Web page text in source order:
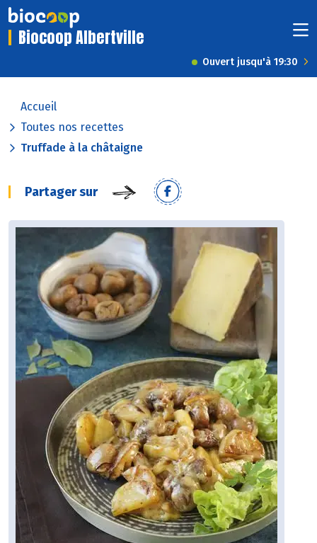
Biocoop Albertville
Ouvert jusqu'à 19:30
Accueil
Toutes nos recettes
Truffade à la châtaigne
Partager sur